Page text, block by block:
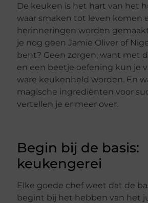
De keuken is het hart van het
waar smaken tot leven komen
herinneringen worden
je nog geen Jamie Oliver of
bent? Geen zorgen, want met
en een beetje oefening kun je
ware keukenheld worden. En
magische ingrediënten voor
vertellen je er meer over.
Begin bij de basis:
keukengerei
Elke goede chef weet dat de
begint bij het hebben van het